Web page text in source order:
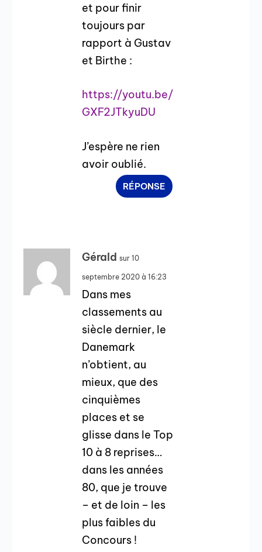
et pour finir
toujours par
rapport à Gustav
et Birthe :
https://youtu.be/
GXF2JTkyuDU
J’espère ne rien
avoir oublié.
RÉPONSE
Gérald sur 10
septembre 2020 à 16:23
Dans mes
classements au
siècle dernier, le
Danemark
n’obtient, au
mieux, que des
cinquièmes
places et se
glisse dans le Top
10 à 8 reprises…
dans les années
80, que je trouve
– et de loin – les
plus faibles du
Concours !